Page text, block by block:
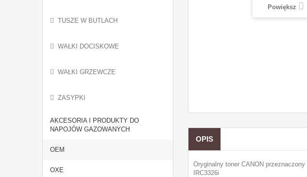
TUSZE W BUTLACH
WAŁKI DOCISKOWE
WAŁKI GRZEWCZE
ZASYPKI
AKCESORIA I PRODUKTY DO
NAPOJÓW GAZOWANYCH
OEM
OXE
Powiększ
OPIS
Oryginalny toner CANON
IRC3326i